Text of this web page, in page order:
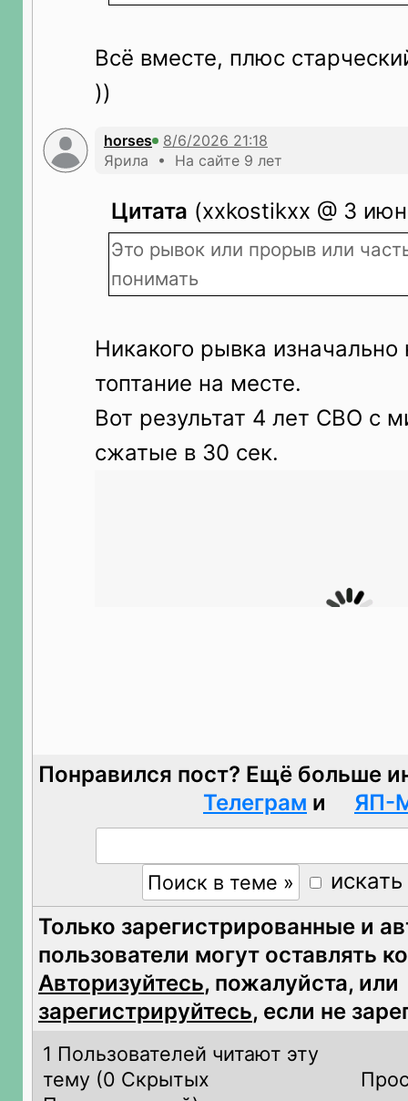
Всё вместе, плюс
))
horses
Ярила • На сайте 9 лет
Цитата (xxkostikxx @ 3
Это рывок или прорыв или
понимать
Никакого рывка изначально
топтание на месте.
Вот результат 4 лет СВО с
сжатые в 30 сек.
Понравился пост? Ещё больше
Телеграм и ЯП-
Только зарегистрированные и
пользователи могут оставлять
Авторизуйтесь, пожалуйста, или
зарегистрируйтесь, если не
1 Пользователей читают эту
тему (0 Скрытых